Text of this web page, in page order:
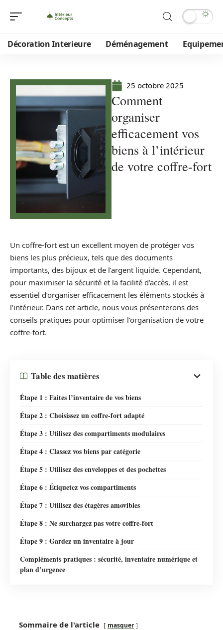
Décoration Interieure Déménagement
25 octobre 2025
Comment
organiser
efficacement vos
biens à l’intérieur
de votre coffre-fort
Un coffre-fort est un excellent moyen de protéger vos
biens les plus précieux, tels que des documents
importants, des bijoux et de l’argent liquide. Cependant,
pour maximiser la sécurité et la facilité d’accès, il est
essentiel d’organiser efficacement les éléments stockés à
l’intérieur. Dans cet article, nous vous présenterons des
conseils pratiques pour optimiser l’organisation de votre
coffre-fort.
Table des matières
Étape 1 : Faites l’inventaire de vos biens
Étape 2 : Choisissez un coffre-fort adapté
Étape 3 : Utilisez des compartiments modulaires
Étape 4 : Classez vos biens par catégorie
Étape 5 : Utilisez des enveloppes et des pochettes
Étape 6 : Étiquetez vos compartiments
Étape 7 : Utilisez des étagères amovibles
Étape 8 : Ne surchargez pas votre coffre-fort
Étape 9 : Gardez un inventaire à jour
Compléments pratiques : sécurité, inventaire numérique et
plan d’urgence
Sommaire de l'article masquer